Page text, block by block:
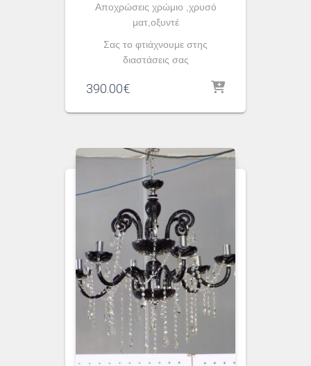
Αποχρώσεις χρώμιο ,χρυσό
ματ,οξυντέ
Σας το φτιάχνουμε στης
διαστάσεις σας
390.00€